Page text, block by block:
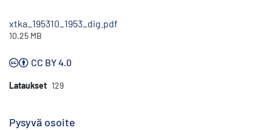
xtka_195310_1953_dig.pdf
10.25 MB
CC BY 4.0
Lataukset 129
Pysyvä osoite